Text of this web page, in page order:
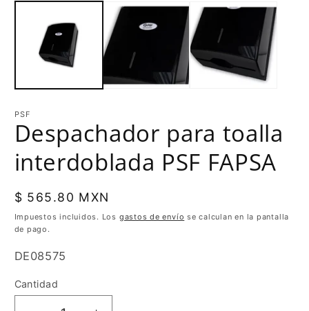
PSF
Despachador para toalla
interdoblada PSF FAPSA
Precio
habitual
$ 565.80 MXN
Impuestos incluidos. Los gastos de envío se calculan en la pantalla
de pago.
SKU:
DE08575
Cantidad
Cantidad